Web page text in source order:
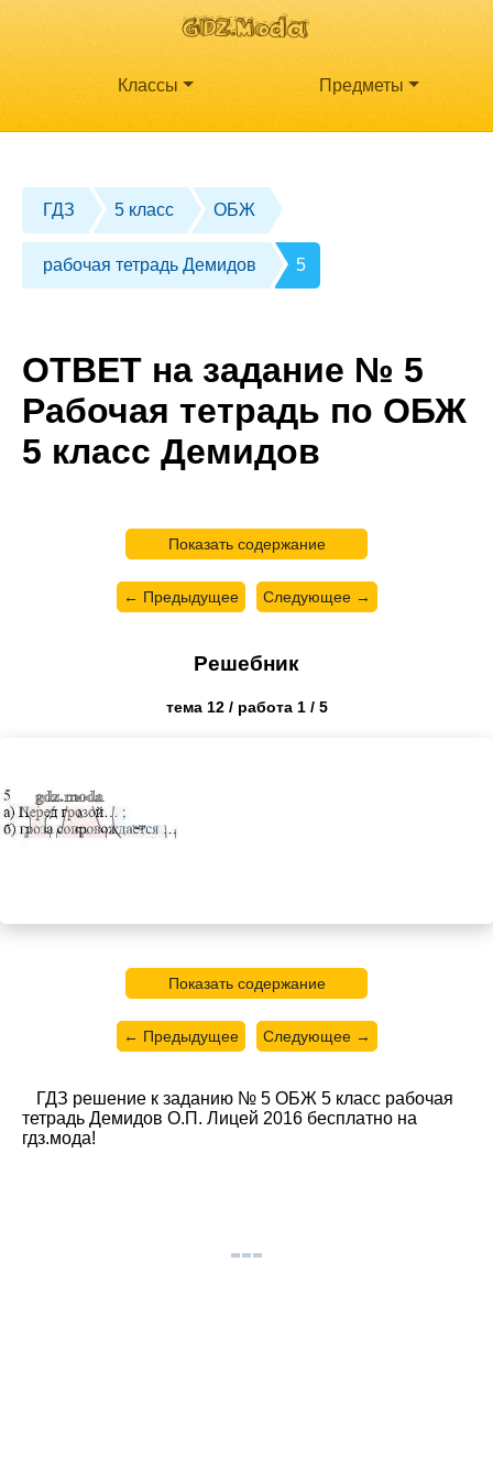
Классы Предметы
ГДЗ 5 класс ОБЖ
рабочая тетрадь Демидов 5
ОТВЕТ на задание № 5
Рабочая тетрадь по ОБЖ
5 класс Демидов
Показать содержание
← Предыдущее Следующее →
Решебник
тема 12 / работа 1 / 5
Показать содержание
← Предыдущее Следующее →
ГДЗ решение к заданию № 5 ОБЖ 5 класс рабочая
тетрадь Демидов О.П. Лицей 2016 бесплатно на
гдз.мода!